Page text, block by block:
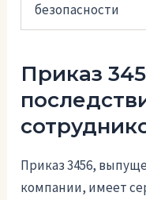
безопасности
Приказ
Приказ 3456,
компании, имеет